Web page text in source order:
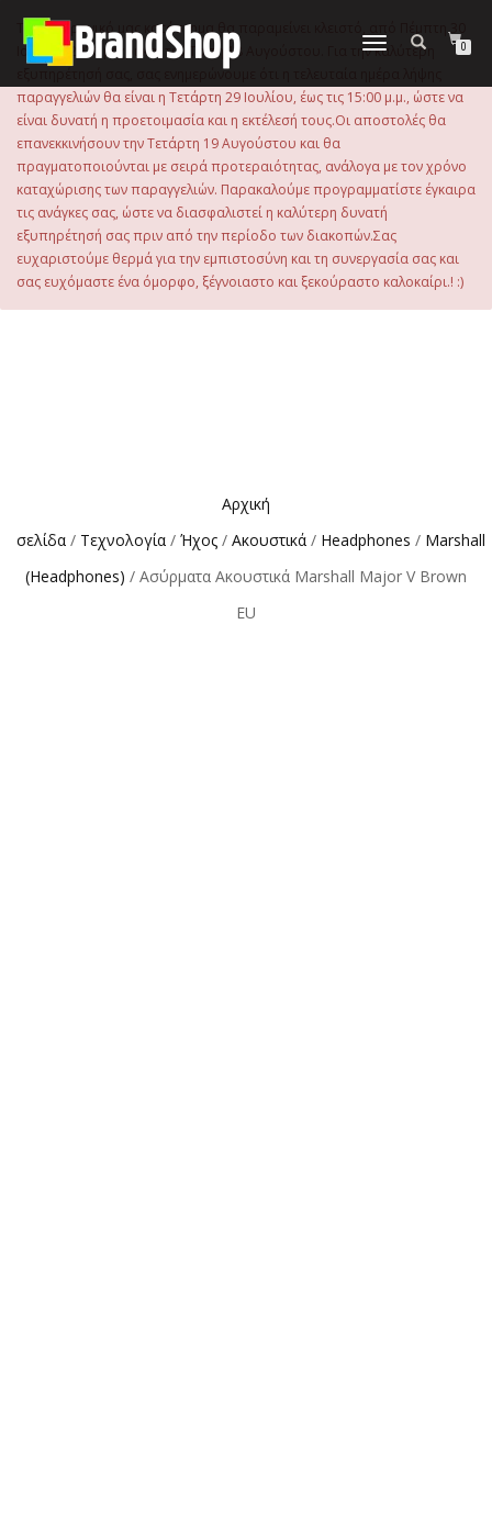
περιεχόμενο
Εναλλαγή
0
Το ηλεκτρονικό μας κατάστημα θα παραμείνει κλειστό, από Πέμπτη 30
Ιουλίου 2026 μέχρι και την Τρίτη 18 Αυγούστου. Για την καλύτερη
εξυπηρέτησή σας, σας ενημερώνουμε ότι η τελευταία ημέρα λήψης
παραγγελιών θα είναι η Τετάρτη 29 Ιουλίου, έως τις 15:00 μ.μ., ώστε να
είναι δυνατή η προετοιμασία και η εκτέλεσή τους.Οι αποστολές θα
επανεκκινήσουν την Τετάρτη 19 Αυγούστου και θα
πραγματοποιούνται με σειρά προτεραιότητας, ανάλογα με τον χρόνο
καταχώρισης των παραγγελιών. Παρακαλούμε προγραμματίστε έγκαιρα
τις ανάγκες σας, ώστε να διασφαλιστεί η καλύτερη δυνατή
εξυπηρέτησή σας πριν από την περίοδο των διακοπών.Σας
ευχαριστούμε θερμά για την εμπιστοσύνη και τη συνεργασία σας και
σας ευχόμαστε ένα όμορφο, ξέγνοιαστο και ξεκούραστο καλοκαίρι.! :)
Αρχική
σελίδα / Τεχνολογία / Ήχος / Ακουστικά / Headphones / Marshall
(Headphones) / Ασύρματα Ακουστικά Marshall Major V Brown
EU